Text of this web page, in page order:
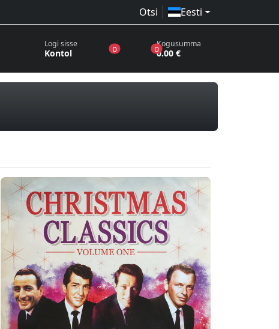
Otsi Eesti
Logi sisse
Kontol 0toodet sooviloendis
0toodet ostukorvis
Kogusumma
0.00 €